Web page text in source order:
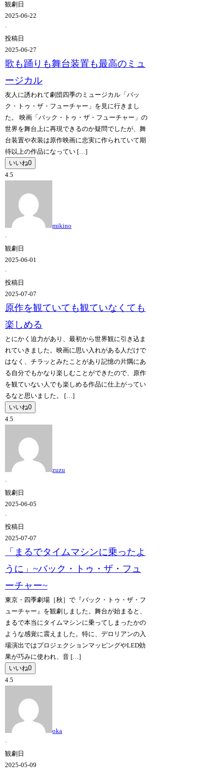
観劇日
2025-06-22
·
投稿日
2025-06-27
歌も踊りも舞台装置も最高のミュ
ージカル
友人に誘われて劇団四季のミュージカル「バッ
ク・トゥ・ザ・フューチャー」を見に行きまし
た。 映画「バック・トゥ・ザ・フューチャー」の
世界を舞台上に再現できるのか疑問でしたが、舞
台装置や衣装は原作映画に忠実に作られていて期
待以上の作品になってい […]
いいね0
4.5
mikino
·
観劇日
2025-06-01
·
投稿日
2025-07-07
原作を観ていても観ていなくても
楽しめる
とにかく迫力があり、最初から世界観に引き込ま
れていきました。映画に思い入れがある人だけで
はなく、チラッとみたことがあり記憶の片隅にあ
る自分でもかなり楽しむことができたので、原作
を観ていない人でも楽しめる作品に仕上がってい
るなと思いました。 […]
いいね0
4.5
zuzu
·
観劇日
2025-06-05
·
投稿日
2025-07-07
「まるでタイムマシンに乗ったよ
うに」~バック・トゥ・ザ・フュ
ーチャー~
東京・四季劇場［秋］で『バック・トゥ・ザ・フ
ューチャー』を観劇しました。舞台が始まると、
まるで本当にタイムマシンに乗ってしまったかの
ような感覚に震えました。特に、デロリアンの入
場演出ではプロジェクションマッピングやLED効
果が巧みに使われ、音 […]
いいね0
4.5
oka
·
観劇日
2025-05-09